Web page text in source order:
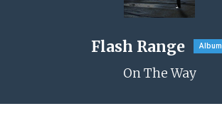
Flash Range Album
On The Way